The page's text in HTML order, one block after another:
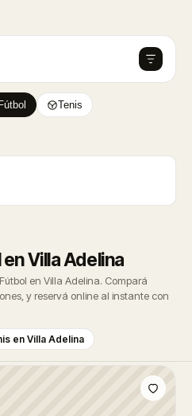
Fútbol Tenis
Villa Adelina
en Villa Adelina. Compará
y reservá online al instante con
en Villa Adelina